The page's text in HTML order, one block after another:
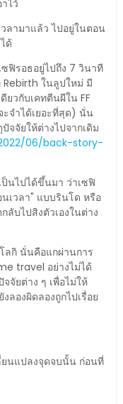
ไว้
ลามาแล้ว ไปอยู่ในตอน
ด้
ซฟิรอธอยู่ไปถึง 7 วินาที
Rebirth ในลูปใหม่ มี
ยวกับเคทตีนผีใน FF
จำได้เยอะที่สุด) นั่น
จจัยให้ต่างไปจากเดิม
06/back-story-
นไปได้ขึ้นมา ว่าเซฟิ
นเวลา" แบบรินโด หรือ
บไปสิงตัวเองในต่าง
ลกิ นั่นคือแกผ่านการ
travel อย่างไม่ได้
จัยต่าง ๆ เพื่อไม่ให้
ลองผิดลองถูกไปเรื่อย
ยนแปลงจุดจบนั้น ก่อนที่